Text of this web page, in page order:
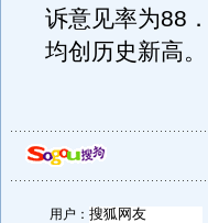
诉意见率为88
均创历史新高。
用户：